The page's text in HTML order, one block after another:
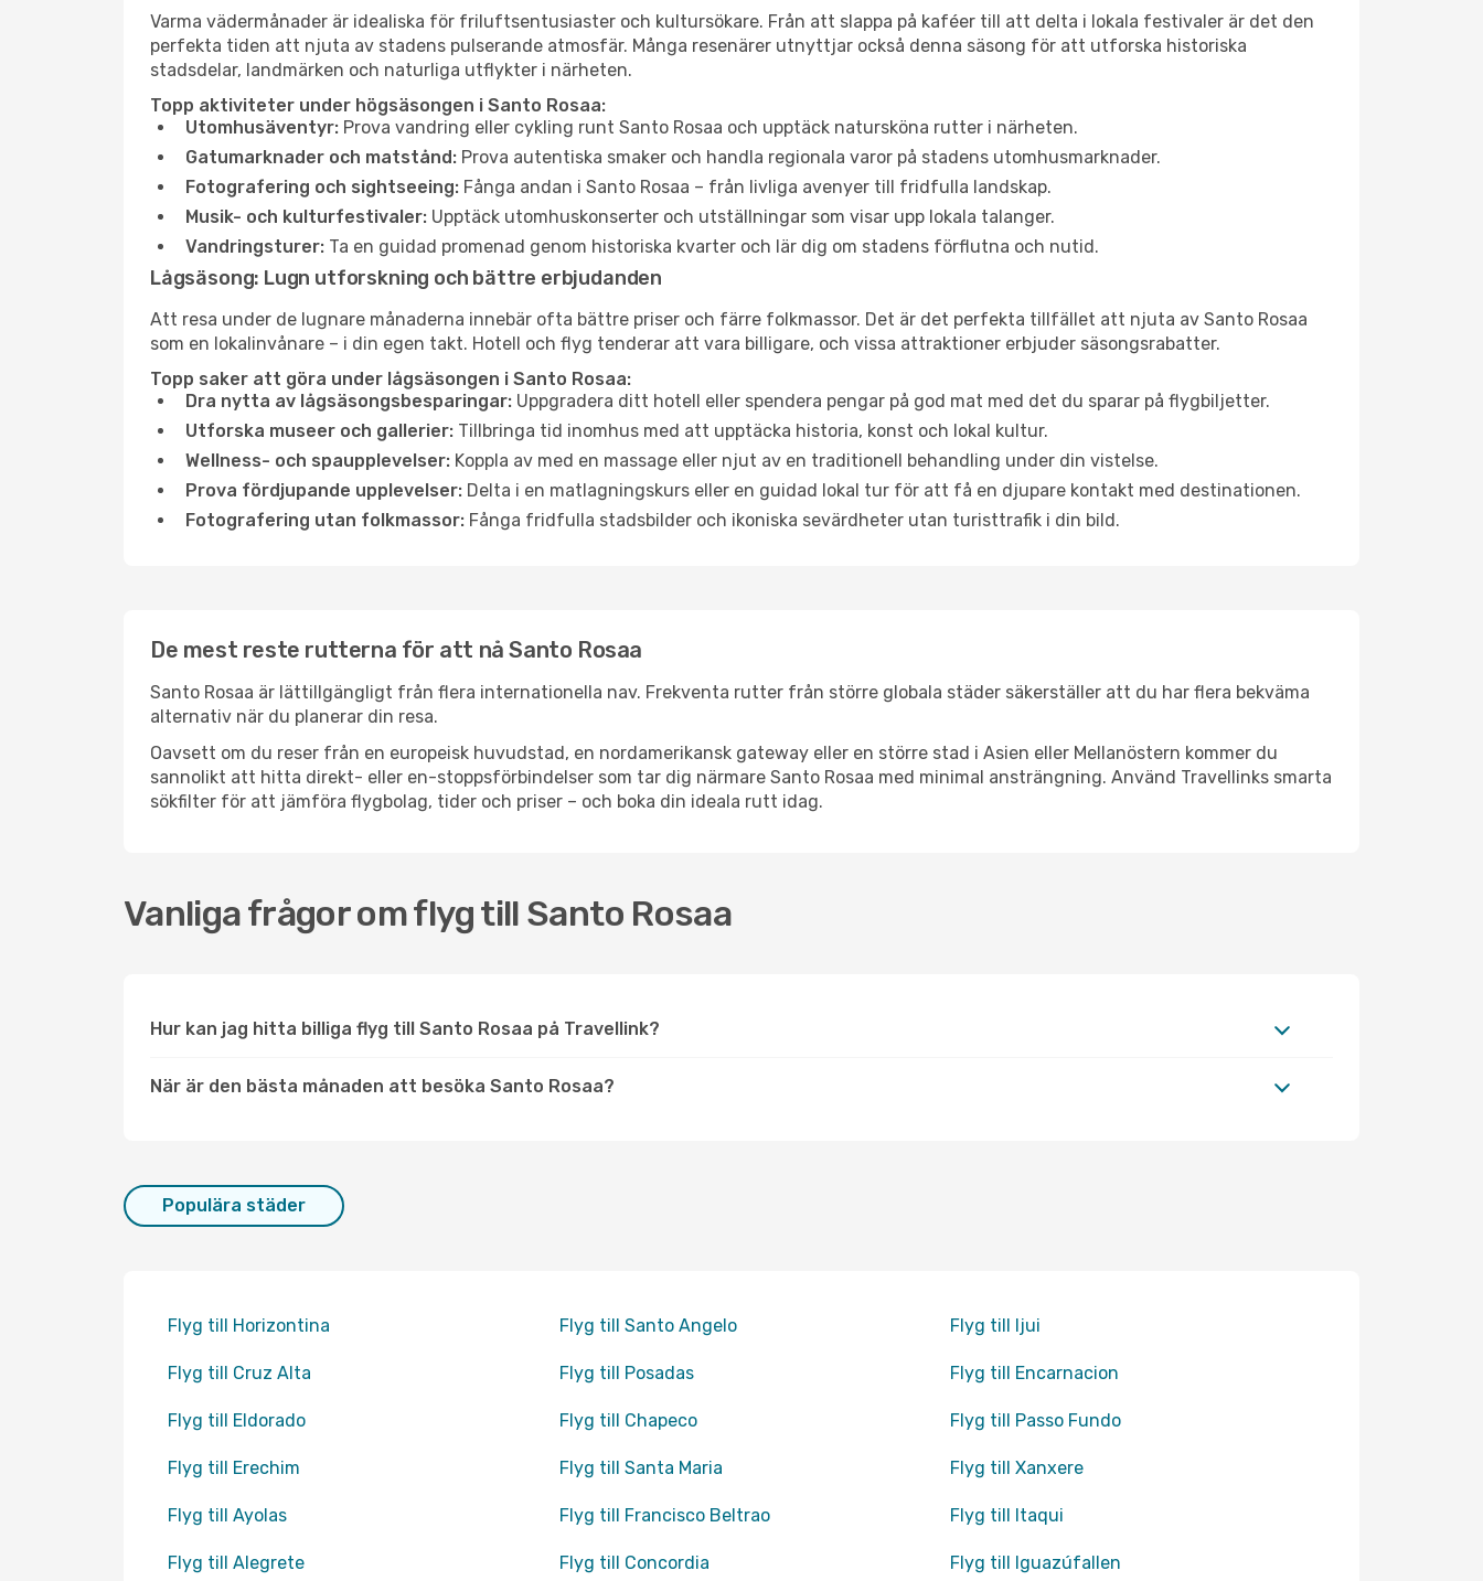
Varma vädermånader är idealiska för friluftsentusiaster och kultursökare. Från att slappa på kaféer till att delta i lokala festivaler är det den
perfekta tiden att njuta av stadens pulserande atmosfär. Många resenärer utnyttjar också denna säsong för att utforska historiska
stadsdelar, landmärken och naturliga utflykter i närheten.
Topp aktiviteter under högsäsongen i Santo Rosaa:
Utomhusäventyr: Prova vandring eller cykling runt Santo Rosaa och upptäck natursköna rutter i närheten.
Gatumarknader och matstånd: Prova autentiska smaker och handla regionala varor på stadens utomhusmarknader.
Fotografering och sightseeing: Fånga andan i Santo Rosaa – från livliga avenyer till fridfulla landskap.
Musik- och kulturfestivaler: Upptäck utomhuskonserter och utställningar som visar upp lokala talanger.
Vandringsturer: Ta en guidad promenad genom historiska kvarter och lär dig om stadens förflutna och nutid.
Lågsäsong: Lugn utforskning och bättre erbjudanden
Att resa under de lugnare månaderna innebär ofta bättre priser och färre folkmassor. Det är det perfekta tillfället att njuta av Santo Rosaa
som en lokalinvånare – i din egen takt. Hotell och flyg tenderar att vara billigare, och vissa attraktioner erbjuder säsongsrabatter.
Topp saker att göra under lågsäsongen i Santo Rosaa:
Dra nytta av lågsäsongsbesparingar: Uppgradera ditt hotell eller spendera pengar på god mat med det du sparar på flygbiljetter.
Utforska museer och gallerier: Tillbringa tid inomhus med att upptäcka historia, konst och lokal kultur.
Wellness- och spaupplevelser: Koppla av med en massage eller njut av en traditionell behandling under din vistelse.
Prova fördjupande upplevelser: Delta i en matlagningskurs eller en guidad lokal tur för att få en djupare kontakt med destinationen.
Fotografering utan folkmassor: Fånga fridfulla stadsbilder och ikoniska sevärdheter utan turisttrafik i din bild.
De mest reste rutterna för att nå Santo Rosaa
Santo Rosaa är lättillgängligt från flera internationella nav. Frekventa rutter från större globala städer säkerställer att du har flera bekväma
alternativ när du planerar din resa.
Oavsett om du reser från en europeisk huvudstad, en nordamerikansk gateway eller en större stad i Asien eller Mellanöstern kommer du
sannolikt att hitta direkt- eller en-stoppsförbindelser som tar dig närmare Santo Rosaa med minimal ansträngning. Använd Travellinks smarta
sökfilter för att jämföra flygbolag, tider och priser – och boka din ideala rutt idag.
Vanliga frågor om flyg till Santo Rosaa
Hur kan jag hitta billiga flyg till Santo Rosaa på Travellink?
När är den bästa månaden att besöka Santo Rosaa?
Populära städer
Flyg till Horizontina Flyg till Santo Angelo Flyg till Ijui
Flyg till Cruz Alta Flyg till Posadas Flyg till Encarnacion
Flyg till Eldorado Flyg till Chapeco Flyg till Passo Fundo
Flyg till Erechim Flyg till Santa Maria Flyg till Xanxere
Flyg till Ayolas Flyg till Francisco Beltrao Flyg till Itaqui
Flyg till Alegrete Flyg till Concordia Flyg till Iguazúfallen